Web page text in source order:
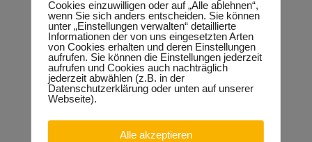
Neueste Beiträge
Sondervermögen für die Europachaussee richtige
Entscheidung! 30.04.2026
Halle: Erhöhung der Gewerbesteuer ist falsches Signal
26.03.2026
Orgacid-Altlasten: Bund und Land mit in der Verantwortung
Cookies einzuwilligen oder auf „Alle ablehnen“,
wenn Sie sich anders entscheiden. Sie können
unter „Einstellungen verwalten“ detaillierte
Informationen der von uns eingesetzten Arten
von Cookies erhalten und deren Einstellungen
aufrufen. Sie können die Einstellungen jederzeit
aufrufen und Cookies auch nachträglich
jederzeit abwählen (z.B. in der
Datenschutzerklärung oder unten auf unserer
Webseite).
Alle akzeptieren